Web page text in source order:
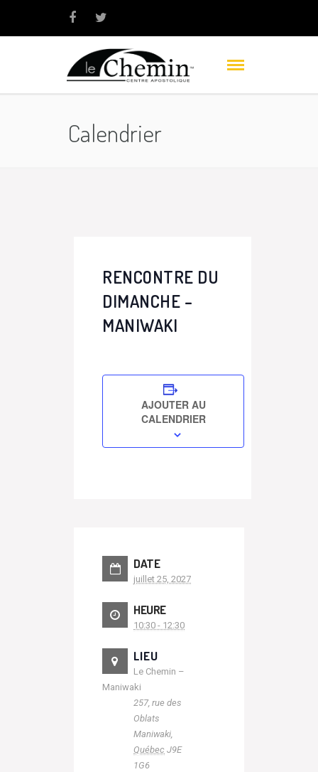
Calendrier
RENCONTRE DU
DIMANCHE –
MANIWAKI
AJOUTER AU
CALENDRIER
DATE
juillet 25, 2027
HEURE
10:30 - 12:30
LIEU
Le Chemin –
Maniwaki
257, rue des
Oblats
Maniwaki,
Québec J9E
1G6